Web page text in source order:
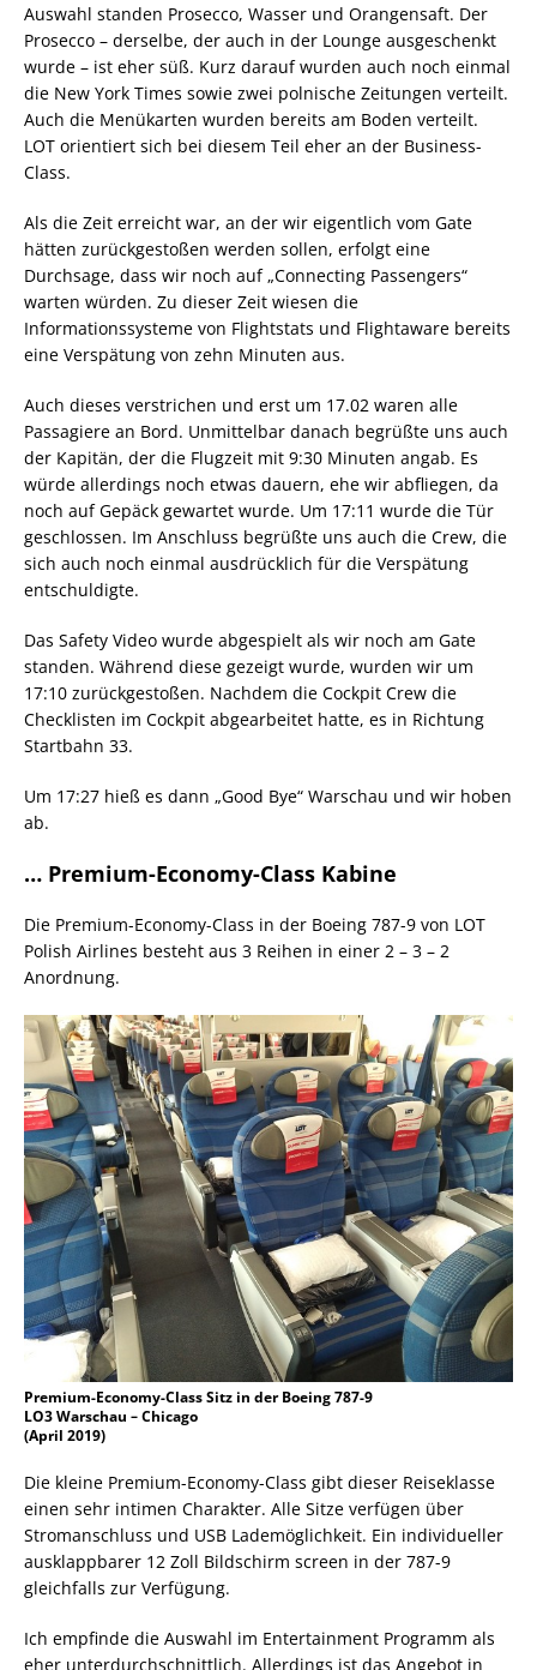
Auswahl standen Prosecco, Wasser und Orangensaft. Der
Prosecco – derselbe, der auch in der Lounge ausgeschenkt
wurde – ist eher süß. Kurz darauf wurden auch noch einmal
die New York Times sowie zwei polnische Zeitungen verteilt.
Auch die Menükarten wurden bereits am Boden verteilt.
LOT orientiert sich bei diesem Teil eher an der Business-
Class.
Als die Zeit erreicht war, an der wir eigentlich vom Gate
hätten zurückgestoßen werden sollen, erfolgt eine
Durchsage, dass wir noch auf „Connecting Passengers“
warten würden. Zu dieser Zeit wiesen die
Informationssysteme von Flightstats und Flightaware bereits
eine Verspätung von zehn Minuten aus.
Auch dieses verstrichen und erst um 17.02 waren alle
Passagiere an Bord. Unmittelbar danach begrüßte uns auch
der Kapitän, der die Flugzeit mit 9:30 Minuten angab. Es
würde allerdings noch etwas dauern, ehe wir abfliegen, da
noch auf Gepäck gewartet wurde. Um 17:11 wurde die Tür
geschlossen. Im Anschluss begrüßte uns auch die Crew, die
sich auch noch einmal ausdrücklich für die Verspätung
entschuldigte.
Das Safety Video wurde abgespielt als wir noch am Gate
standen. Während diese gezeigt wurde, wurden wir um
17:10 zurückgestoßen. Nachdem die Cockpit Crew die
Checklisten im Cockpit abgearbeitet hatte, es in Richtung
Startbahn 33.
Um 17:27 hieß es dann „Good Bye“ Warschau und wir hoben
ab.
… Premium-Economy-Class Kabine
Die Premium-Economy-Class in der Boeing 787-9 von LOT
Polish Airlines besteht aus 3 Reihen in einer 2 – 3 – 2
Anordnung.
Premium-Economy-Class Sitz in der Boeing 787-9
LO3 Warschau – Chicago
(April 2019)
Die kleine Premium-Economy-Class gibt dieser Reiseklasse
einen sehr intimen Charakter. Alle Sitze verfügen über
Stromanschluss und USB Lademöglichkeit. Ein individueller
ausklappbarer 12 Zoll Bildschirm screen in der 787-9
gleichfalls zur Verfügung.
Ich empfinde die Auswahl im Entertainment Programm als
eher unterdurchschnittlich. Allerdings ist das Angebot in